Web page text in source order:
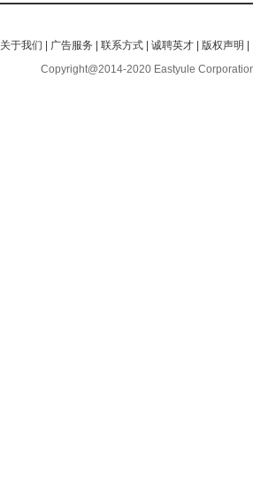
关于我们 | 广告服务 |联系方式 |诚聘英才 | 版权声明 |
Copyright@2014-2020 Eastyule